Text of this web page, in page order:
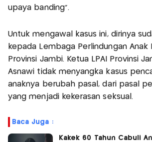
upaya banding".
Untuk mengawal kasus ini, dirinya
kepada Lembaga Perlindungan Anak
Provinsi Jambi. Ketua LPAI Provinsi
Asnawi tidak menyangka kasus
anaknya berubah pasal, dari pasal
yang menjadi kekerasan seksual.
Baca Juga :
Kakek 60 Tahun Cabuli